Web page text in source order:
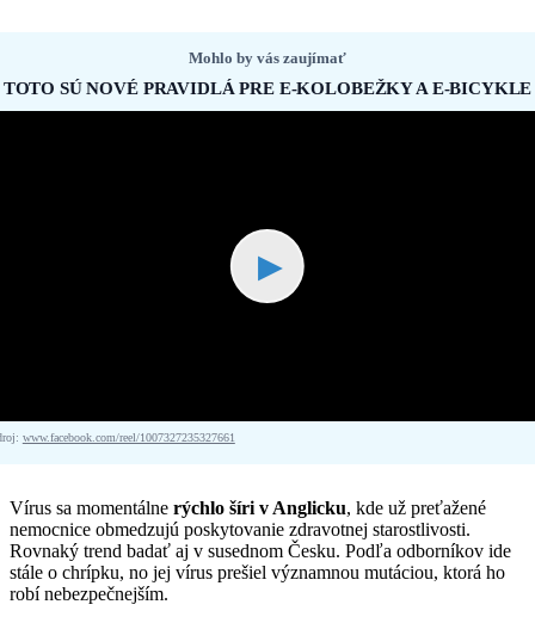
Mohlo by vás zaujímať
TOTO SÚ NOVÉ PRAVIDLÁ PRE E-KOLOBEŽKY A E-BICYKLE
▶
www.facebook.com/reel/1007327235327661
Vírus sa momentálne rýchlo šíri v Anglicku, kde už preťažené
nemocnice obmedzujú poskytovanie zdravotnej starostlivosti.
Rovnaký trend badať aj v susednom Česku. Podľa odborníkov ide
stále o chrípku, no jej vírus prešiel významnou mutáciou, ktorá ho
robí nebezpečnejším.